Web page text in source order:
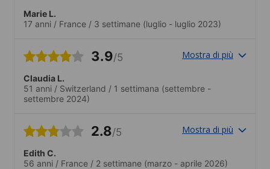
Marie L.
17 anni / France / 3 settimane (luglio - luglio 2023)
3.9/5 Mostra di più
Claudia L.
51 anni / Switzerland / 1 settimana (settembre -
settembre 2024)
2.8/5 Mostra di più
Edith C.
56 anni / France / 2 settimane (marzo - aprile 2026)